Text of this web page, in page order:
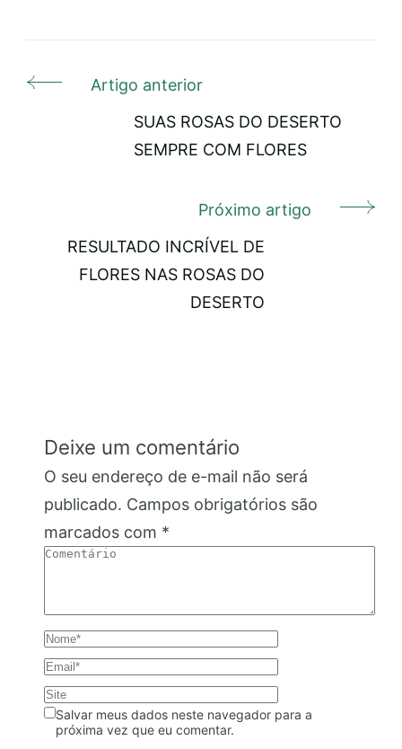
Navegação
Artigo anterior
SUAS ROSAS DO DESERTO
SEMPRE COM FLORES
Próximo artigo
RESULTADO INCRÍVEL DE
FLORES NAS ROSAS DO
DESERTO
Deixe um comentário
O seu endereço de e-mail não será
publicado. Campos obrigatórios são
marcados com *
Salvar meus dados neste navegador para a
próxima vez que eu comentar.